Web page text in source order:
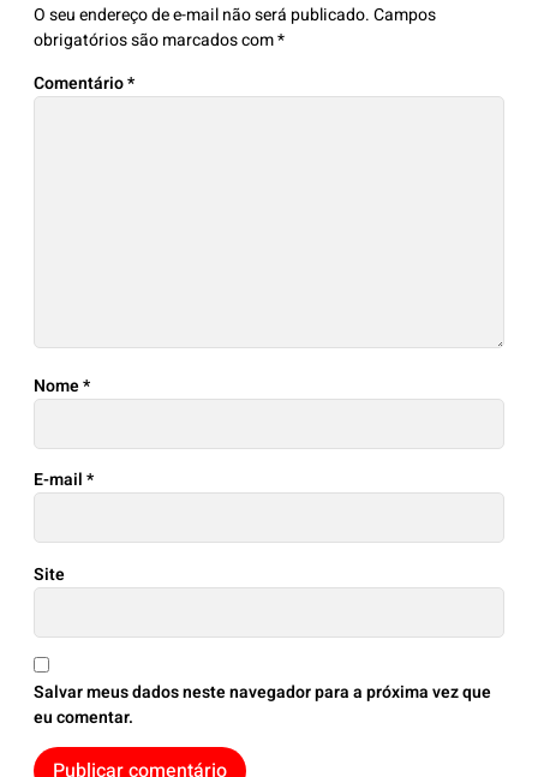
O seu endereço de e-mail não será publicado.Campos
obrigatórios são marcados com*
Comentário*
Nome*
E-mail*
Site
Salvar meus dados neste navegador para a próxima vez que
eu comentar.